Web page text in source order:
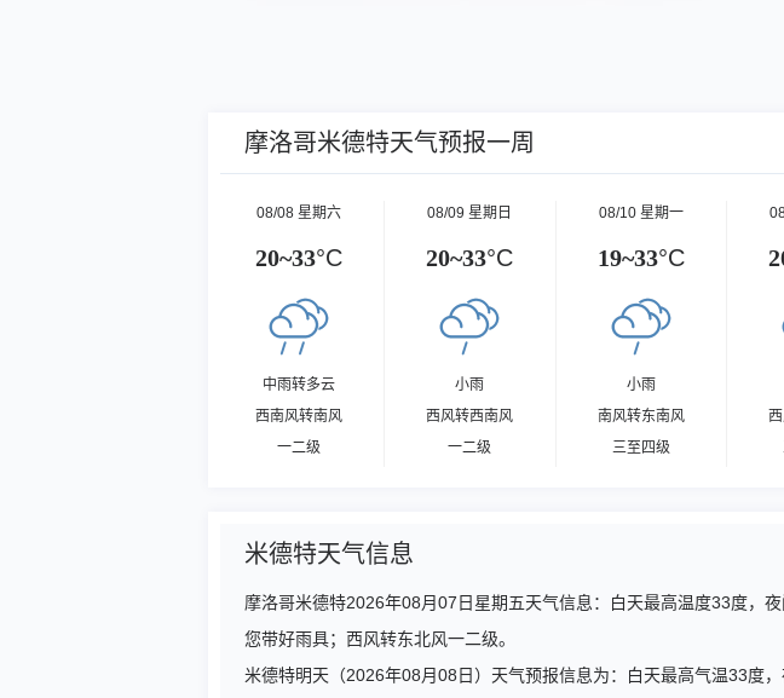
摩洛哥米德特天气预报一周
08/08 星期六
20~33°C
中雨转多云
西南风转南风
一二级
08/09 星期日
20~33°C
小雨
西风转西南风
一二级
08/10 星期一
19~33°C
小雨
南风转东南风
三至四级
米德特天气信息
摩洛哥米德特2026年08月07日星期五天气信息：白天最高温度33度，
您带好雨具；西风转东北风一二级。
米德特明天（2026年08月08日）天气预报信息为：白天最高气温33度